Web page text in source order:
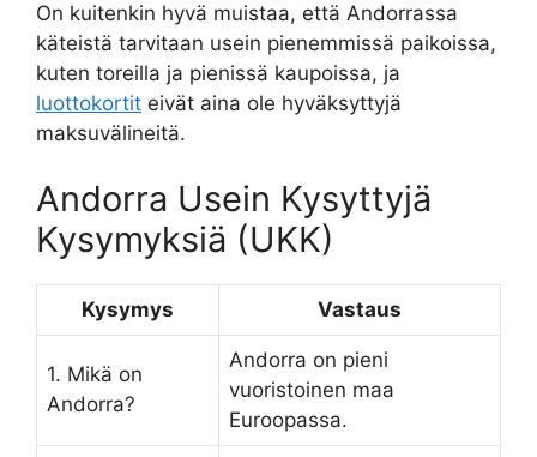
On kuitenkin hyvä muistaa, että Andorrassa
käteistä tarvitaan usein pienemmissä paikoissa,
kuten toreilla ja pienissä kaupoissa, ja
luottokortit eivät aina ole hyväksyttyjä
maksuvälineitä.
Andorra Usein Kysyttyjä
Kysymyksiä (UKK)
Kysymys Vastaus
1. Mikä on
Andorra?
Andorra on pieni
vuoristoinen maa
Euroopassa.